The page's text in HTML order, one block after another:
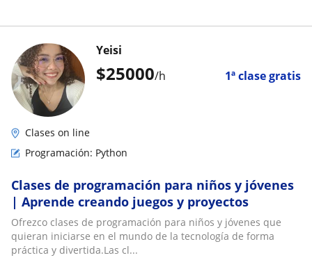
$25000/h 1ª clase gratis
Yeisi
Clases on line
Programación: Python
Clases de programación para niños y jóvenes
| Aprende creando juegos y proyectos
Ofrezco clases de programación para niños y jóvenes que
quieran iniciarse en el mundo de la tecnología de forma
práctica y divertida.Las cl...